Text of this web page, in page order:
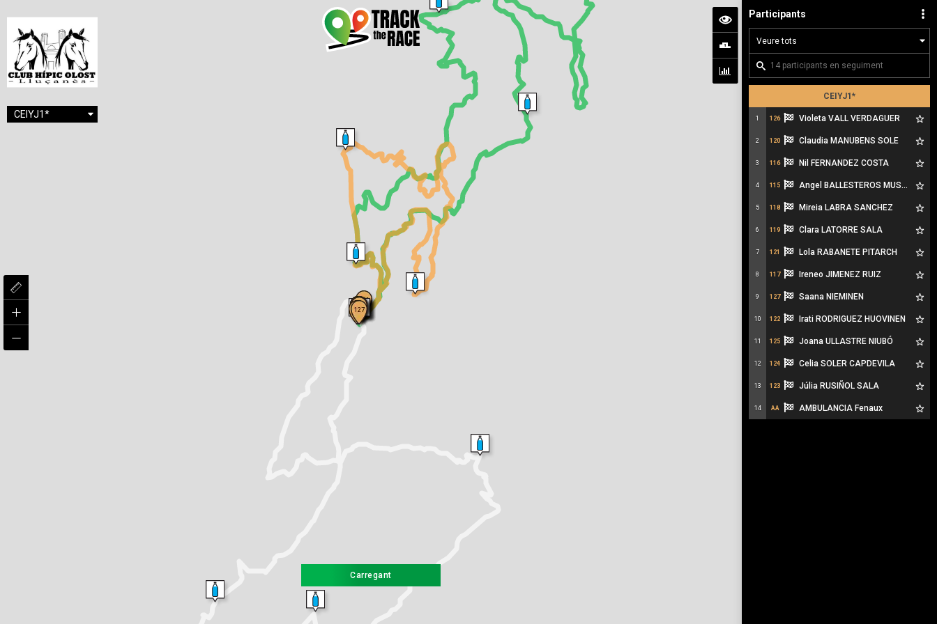
Participants
CEIYJ1*
1 126 Violeta VALL VERDAGUER
2 120 Claudia MANUBENS SOLE
3 116 Nil FERNANDEZ COSTA
4 115 Angel BALLESTEROS MUSACH
5 118 Mireia LABRA SANCHEZ
6 119 Clara LATORRE SALA
7 121 Lola RABANETE PITARCH
8 117 Ireneo JIMENEZ RUIZ
9 127 Saana NIEMINEN
10 122 Irati RODRIGUEZ HUOVINEN
11 125 Joana ULLASTRE NIUBÓ
12 124 Celia SOLER CAPDEVILA
13 123 Júlia RUSIÑOL SALA
14 AA AMBULANCIA Fenaux
Carregant